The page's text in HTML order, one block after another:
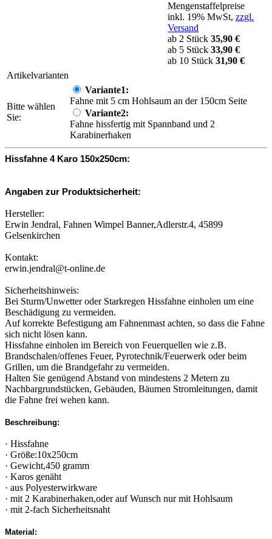
Mengenstaffelpreise
inkl. 19% MwSt, zzgl.
Versand
ab 2 Stück 35,90 €
ab 5 Stück 33,90 €
ab 10 Stück 31,90 €
Artikelvarianten
Bitte wählen
Sie:
Variante1:
Fahne mit 5 cm Hohlsaum an der 150cm Seite
Variante2:
Fahne hissfertig mit Spannband und 2
Karabinerhaken
Hissfahne 4 Karo 150x250cm:
Angaben zur Produktsicherheit:
Hersteller:
Erwin Jendral, Fahnen Wimpel Banner,Adlerstr.4, 45899
Gelsenkirchen
Kontakt:
erwin.jendral@t-online.de
Sicherheitshinweis:
Bei Sturm/Unwetter oder Starkregen Hissfahne einholen um eine
Beschädigung zu vermeiden.
Auf korrekte Befestigung am Fahnenmast achten, so dass die Fahne
sich nicht lösen kann.
Hissfahne einholen im Bereich von Feuerquellen wie z.B.
Brandschalen/offenes Feuer, Pyrotechnik/Feuerwerk oder beim
Grillen, um die Brandgefahr zu vermeiden.
Halten Sie genügend Abstand von mindestens 2 Metern zu
Nachbargrundstücken, Gebäuden, Bäumen Stromleitungen, damit
die Fahne frei wehen kann.
Beschreibung:
· Hissfahne
· Größe:10x250cm
· Gewicht,450 gramm
· Karos genäht
· aus Polyesterwirkware
· mit 2 Karabinerhaken,oder auf Wunsch nur mit Hohlsaum
· mit 2-fach Sicherheitsnaht
Material: